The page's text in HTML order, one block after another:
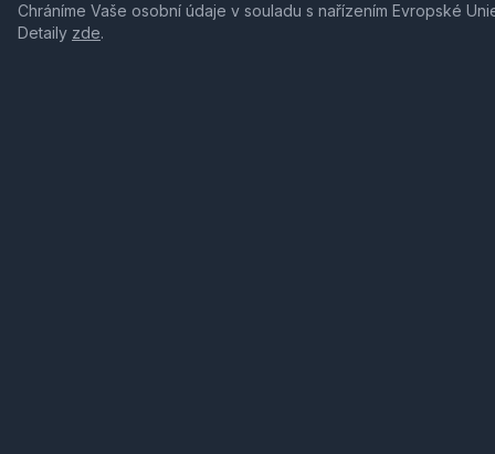
Chráníme Vaše osobní údaje v souladu s nařízením Evropské
Detaily zde.